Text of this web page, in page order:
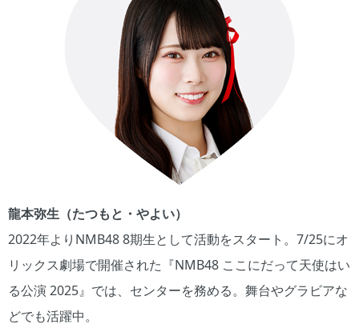
龍本弥生（たつもと・やよい）
2022年よりNMB48 8期生として活動をスタート。7/25にオ
リックス劇場で開催された『NMB48 ここにだって天使はい
る公演 2025』では、センターを務める。舞台やグラビアな
どでも活躍中。